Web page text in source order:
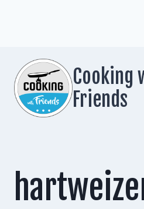
Cooking
Friends